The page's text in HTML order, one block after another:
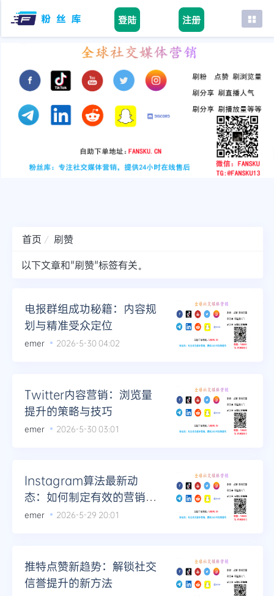
登陆 注册
首页
tiktok
youtube
instagram
首页
刷赞
以下文章和"刷赞"标签有关。
电报群组成功秘籍：内容规
划与精准受众定位
emer 2026-5-30 04:02
Twitter内容营销：浏览量
提升的策略与技巧
emer 2026-5-30 03:01
Instagram算法最新动
态：如何制定有效的营销策
略
emer 2026-5-29 20:01
推特点赞新趋势：解锁社交
信誉提升的新方法